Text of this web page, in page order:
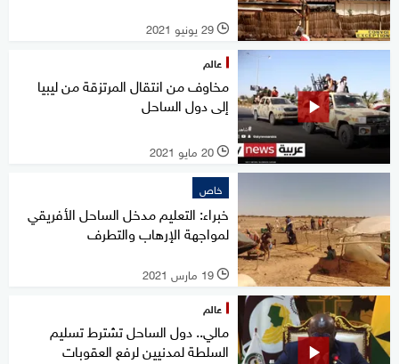
l 29 يونيو 2021
عالم
مخاوف من انتقال المرتزقة من ليبيا
إلى دول الساحل
l 20 مايو 2021
خاص
خبراء: التعليم مدخل الساحل الأفريقي
لمواجهة الإرهاب والتطرف
l 19 مارس 2021
عالم
مالي.. دول الساحل تشترط تسليم
السلطة لمدنيين لرفع العقوبات